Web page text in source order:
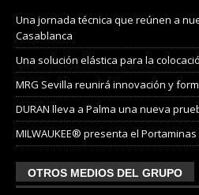
Una jornada técnica que reúnen a
Casablanca
Una solución elástica para la
MRG Sevilla reunirá innovación y
DURAN lleva a Palma una nueva
MILWAUKEE® presenta el
OTROS MEDIOS DEL GRUPO